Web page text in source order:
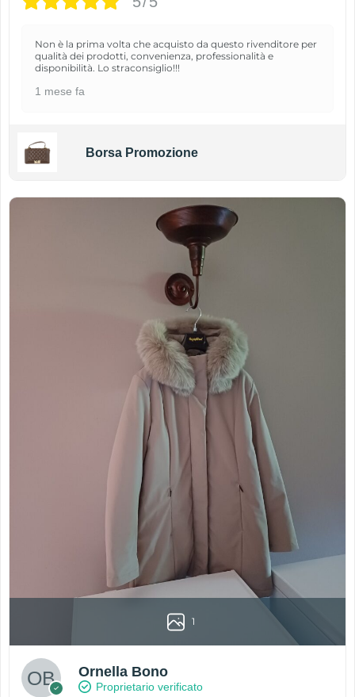
Non è la prima volta che acquisto da questo rivenditore per
qualità dei prodotti, convenienza, professionalità e
disponibilità. Lo straconsiglio!!!
1 mese fa
Borsa Promozione
1
Ornella Bono
Proprietario verificato